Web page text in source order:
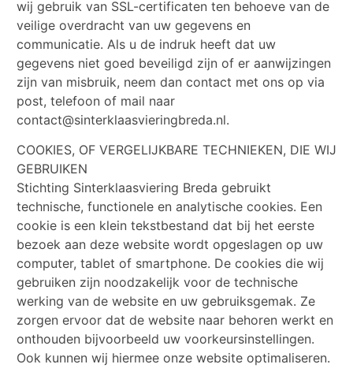
wij gebruik van SSL-certificaten ten behoeve van de
veilige overdracht van uw gegevens en
communicatie. Als u de indruk heeft dat uw
gegevens niet goed beveiligd zijn of er aanwijzingen
zijn van misbruik, neem dan contact met ons op via
post, telefoon of mail naar
contact@sinterklaasvieringbreda.nl.
COOKIES, OF VERGELIJKBARE TECHNIEKEN, DIE WIJ
GEBRUIKEN
Stichting Sinterklaasviering Breda gebruikt
technische, functionele en analytische cookies. Een
cookie is een klein tekstbestand dat bij het eerste
bezoek aan deze website wordt opgeslagen op uw
computer, tablet of smartphone. De cookies die wij
gebruiken zijn noodzakelijk voor de technische
werking van de website en uw gebruiksgemak. Ze
zorgen ervoor dat de website naar behoren werkt en
onthouden bijvoorbeeld uw voorkeursinstellingen.
Ook kunnen wij hiermee onze website optimaliseren.